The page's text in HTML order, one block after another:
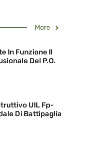
More
In Funzione Il
Del P.O.
UIL Fp-
Di Battipaglia